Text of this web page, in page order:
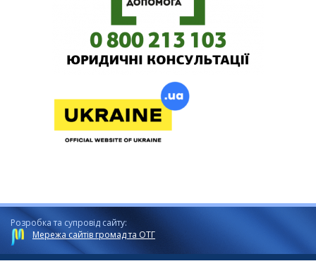
Розробка та супровід сайту:
Мережа сайтів громад та ОТГ